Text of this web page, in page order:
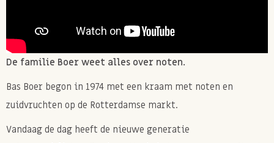
De familie Boer weet alles over noten.
Bas Boer begon in 1974 met een kraam met noten en
zuidvruchten op de Rotterdamse markt.
Vandaag de dag heeft de nieuwe generatie